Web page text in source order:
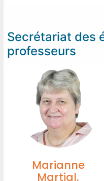
Secrétariat des
professeurs
Marianne
Martial,